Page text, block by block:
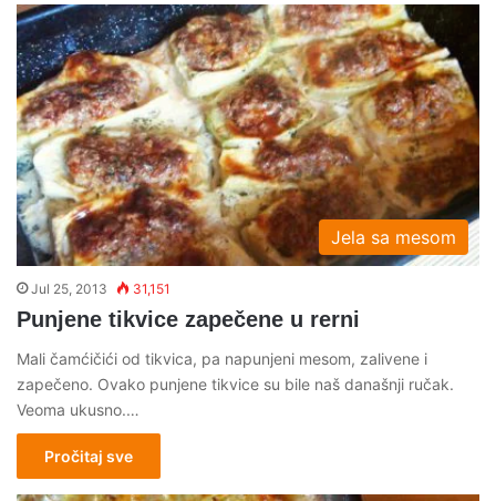
Jela sa mesom
Jul 25, 2013 31,151
Punjene tikvice zapečene u rerni
Mali čamćičići od tikvica, pa napunjeni mesom, zalivene i
zapečeno. Ovako punjene tikvice su bile naš današnji ručak.
Veoma ukusno.…
Pročitaj sve